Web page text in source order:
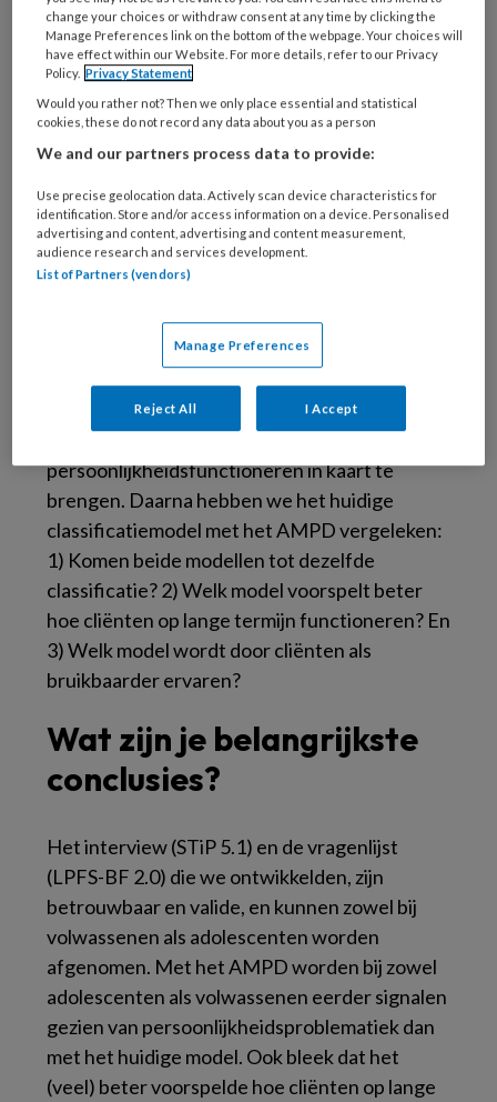
beperkingen op het gebied van het zelf
(identiteit, zelfsturing) en in contact met de
ander (empathie, intimiteit). Het is een grote
verschuiving: van een model dat hoofdzakelijk
gebaseerd is op gedragskenmerken naar een
kwetsbaarheid in kaart probeert te brengen.
Daarnaast is het een dimensioneel model
waarin (alle) mensen vallen op een schaal van
ernstmaat toegevoegd.
Er was onderzoek nodig om het model echt te
kunnen gaan gebruiken. We zijn begonnen met
het ontwikkelen van instrumenten om het
persoonlijkheidsfunctioneren in kaart te
brengen. Daarna hebben we het huidige
classificatiemodel met het AMPD vergeleken:
1) Komen beide modellen tot dezelfde
classificatie? 2) Welk model voorspelt beter
hoe cliënten op lange termijn functioneren? En
3) Welk model wordt door cliënten als
bruikbaarder ervaren?
Wat zijn je belangrijkste
conclusies?
Het interview (STiP 5.1) en de vragenlijst
(LPFS-BF 2.0) die we ontwikkelden, zijn
betrouwbaar en valide, en kunnen zowel bij
volwassenen als adolescenten worden
afgenomen. Met het AMPD worden bij zowel
adolescenten als volwassenen eerder signalen
gezien van persoonlijkheidsproblematiek dan
met het huidige model. Ook bleek dat het
(veel) beter voorspelde hoe cliënten op lange
change your choices or withdraw consent at any time by clicking the
Manage Preferences link on the bottom of the webpage. Your choices will
have effect within our Website. For more details, refer to our Privacy
Policy. Privacy Statement
Would you rather not? Then we only place essential and statistical
cookies, these do not record any data about you as a person
We and our partners process data to provide:
Use precise geolocation data. Actively scan device characteristics for
identification. Store and/or access information on a device. Personalised
advertising and content, advertising and content measurement,
audience research and services development.
List of Partners (vendors)
Manage Preferences
Reject All I Accept